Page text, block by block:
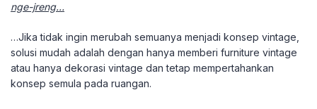
nge-jreng…
…Jika tidak ingin merubah semuanya menjadi konsep vintage,
solusi mudah adalah dengan hanya memberi furniture vintage
atau hanya dekorasi vintage dan tetap mempertahankan
konsep semula pada ruangan.